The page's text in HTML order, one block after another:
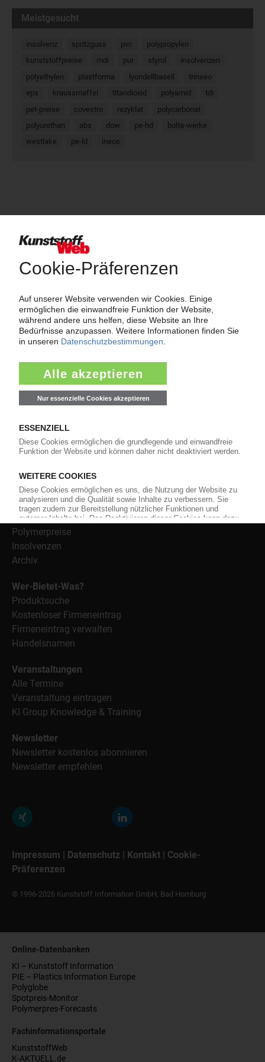
Meistgesucht
insolvenz spritzguss pvc
polypropylen
kunststoffpreise
mdi pur styrol
insolvenzen
polyethylen
plastforma lyondellbasell
trinseo
eps
kraussmaffei titandioxid polyamid
tdi
pet-preise
covestro rezyklat
polycarbonat
polyurethan
abs dow pe-hd
bolta-werke
westlake
pe-ld ineos
Als einer der Internet-Pioniere der Kunststoffindustrie
versorgt das KunststoffWeb bereits seit 1996 die Fach-
und Führungskräfte der Branche mit täglichen
Nachrichten rund um das Thema "Kunststoffe". Im Fokus
der Berichterstattung ist dabei die Preisentwicklung für
Kunststoffe sowie Märkte, Unternehmen, Produkte,
Material, Anwendungen und Verpackungen.
Bezugsquellen für den Einkauf sowie nützlichen Service-
Informationen wie Handelsnamen und Veranstaltungen.
Nachrichten
Alle Nachrichten
Branche
Technologie
Polymerpreise
Insolvenzen
Archiv
Wer-Bietet-Was?
Produktsuche
Kostenloser Firmeneintrag
Firmeneintrag verwalten
Handelsnamen
Veranstaltungen
Alle Termine
Veranstaltung eintragen
KI Group Knowledge & Training
Newsletter
Newsletter kostenlos abonnieren
Newsletter empfehlen
Impressum | Datenschutz | Kontakt | Cookie-
Präferenzen
© 1996-2026 Kunststoff Information GmbH, Bad Homburg
Online-Datenbanken
KI – Kunststoff Information
PIE – Plastics Information Europe
Polyglobe
Spotpreis-Monitor
Polymerpres-Forecasts
Fachinformationsportale
KunststoffWeb
K-AKTUELL.de